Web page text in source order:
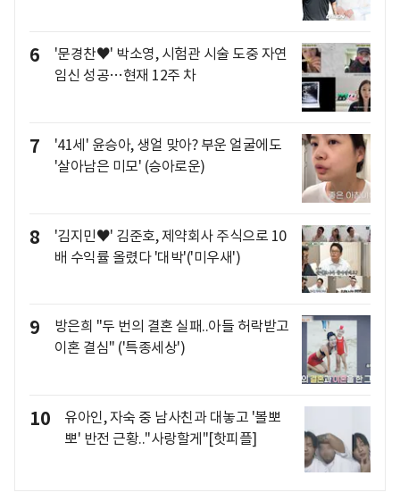
6
'문경찬♥' 박소영, 시험관 시술 도중 자연
임신 성공…현재 12주 차
7
'41세' 윤승아, 생얼 맞아? 부운 얼굴에도
'살아남은 미모' (승아로운)
8
'김지민♥' 김준호, 제약회사 주식으로 10
배 수익률 올렸다 '대박'('미우새')
9
방은희 "두 번의 결혼 실패..아들 허락받고
이혼 결심" ('특종세상')
10
유아인, 자숙 중 남사친과 대놓고 '볼뽀
뽀' 반전 근황.."사랑할게"[핫피플]